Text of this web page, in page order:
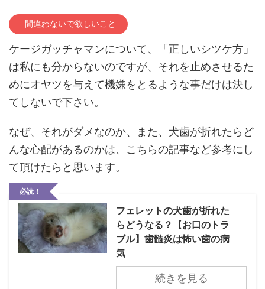
間違わないで欲しいこと
ケージガッチャマンについて、「正しいシツケ方」
は私にも分からないのですが、それを止めさせるた
めにオヤツを与えて機嫌をとるような事だけは決し
てしないで下さい。
なぜ、それがダメなのか、また、犬歯が折れたらど
んな心配があるのかは、こちらの記事など参考にし
て頂けたらと思います。
必読！
フェレットの犬歯が折れた
らどうなる？【お口のトラ
ブル】歯髄炎は怖い歯の病
気
続きを見る